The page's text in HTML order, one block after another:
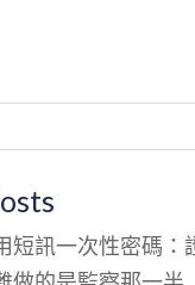
短訊一次性密碼：